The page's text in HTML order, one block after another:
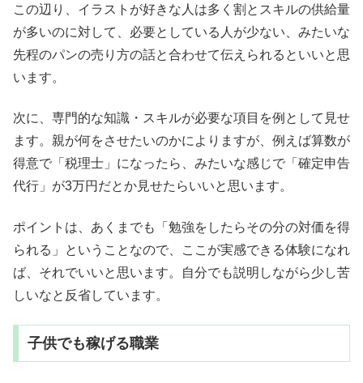
この辺り、イラストが好きな人は多く割とスキルの供給量
が多いのに対して、必要としている人が少ない、みたいな
先程のパンの売り方の話と合わせて伝えられるといいと思
います。
次に、専門的な知識・スキルが必要な項目を例として見せ
ます。親が何をさせたいのかによりますが、例えば算数が
得意で「税理士」になったら、みたいな感じで「確定申告
代行」が3万円だとか見せたらいいと思います。
ポイントは、あくまでも「勉強をしたらその分の対価を得
られる」ということなので、ここが実感できる体験になれ
ば、それでいいと思います。自分でも説明しながら少し苦
しいなと反省しています。
子供でも稼げる職業